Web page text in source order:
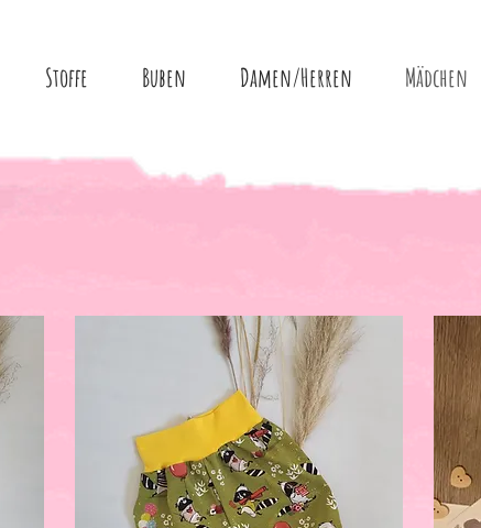
Stoffe Buben Damen/Herren Mädchen